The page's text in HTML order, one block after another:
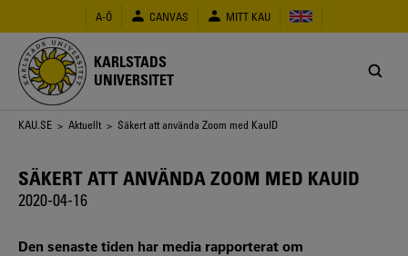
huvudinnehåll
A-Ö CANVAS MITT KAU
KARLSTADS
UNIVERSITET
Länkstig
KAU.SE > Aktuellt > Säkert att använda Zoom med KauID
SÄKERT ATT ANVÄNDA ZOOM MED KAUID
2020-04-16
Den senaste tiden har media rapporterat om